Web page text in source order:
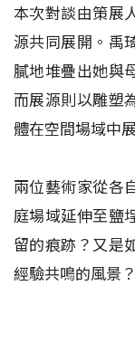
本次對談由策展
源共同展開。禹
膩地堆疊出她與
而展源則以雕塑
體在空間場域中
兩位藝術家從各
庭場域延伸至鹽
留的痕跡？又是
經驗共鳴的風景？